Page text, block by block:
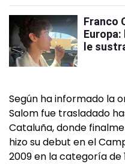
Franco
le
Según ha informado la
Salom fue trasladado
Cataluña, donde
hizo su debut en el
2009 en la categoría de